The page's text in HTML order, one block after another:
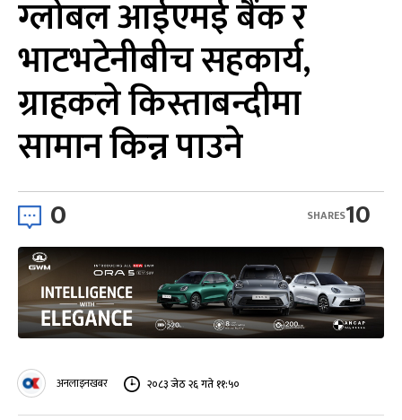
ग्लोबल आईएमई बैंक र
भाटभटेनीबीच सहकार्य,
ग्राहकले किस्ताबन्दीमा
सामान किन्न पाउने
0 10
SHARES
अनलाइनखबर २०८३ जेठ २६ गते ११:५०